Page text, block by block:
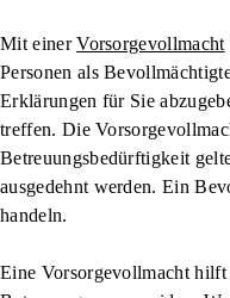
Mit einerVorsorgevollmacht
Personen als
Erklärungen für Sie
treffen. Die
Betreuungsbedürftigkeit
ausgedehnt werden. Ein
handeln.
Eine Vorsorgevollmacht